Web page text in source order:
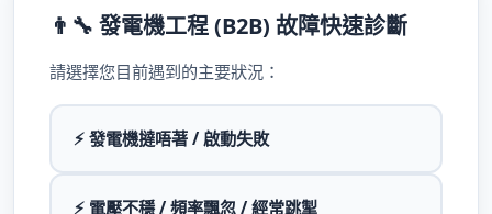
👨‍🔧 發電機工程 (B2B) 故障快速診斷
請選擇您目前遇到的主要狀況：
⚡ 發電機撻唔著 / 啟動失敗
⚡ 電壓不穩 / 頻率飄忽 / 經常跳掣